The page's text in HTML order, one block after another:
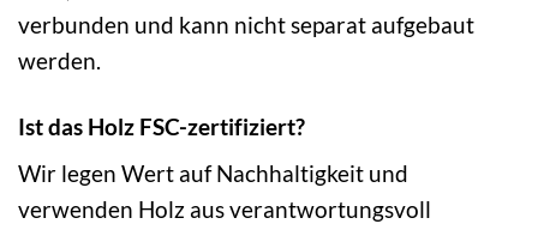
verbunden und kann nicht separat aufgebaut
werden.
Ist das Holz FSC-zertifiziert?
Wir legen Wert auf Nachhaltigkeit und
verwenden Holz aus verantwortungsvoll